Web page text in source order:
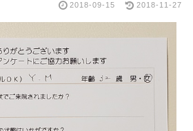
2018-09-15 2018-11-27